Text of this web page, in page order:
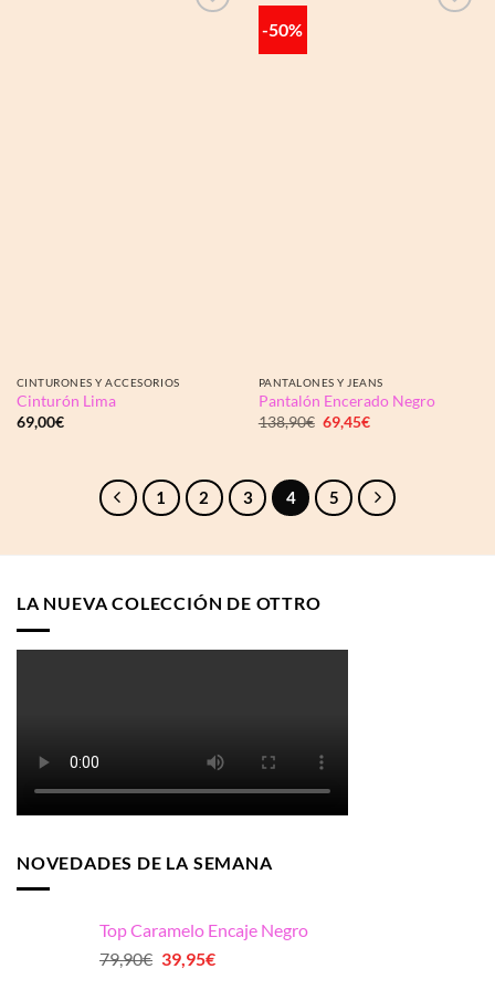
CINTURONES Y ACCESORIOS
Cinturón Lima
69,00€
-50%
PANTALONES Y JEANS
Pantalón Encerado Negro
138,90€ El
precio
138,90€.
69,45€El
69,45€.
1 2 3 4 5
LA NUEVA COLECCIÓN DE OTTRO
NOVEDADES DE LA SEMANA
Top Caramelo Encaje Negro
79,90€ El
39,95€El